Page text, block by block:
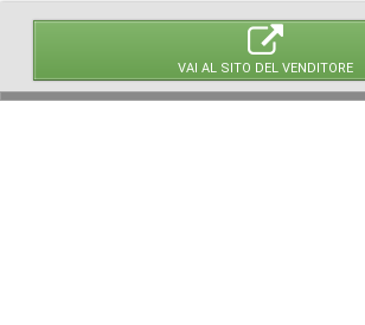
VAI AL SITO DEL VENDITORE